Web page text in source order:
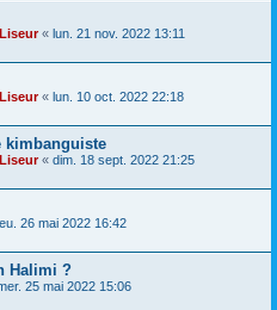
« lun. 21 nov. 2022 13:11
« lun. 10 oct. 2022 22:18
kimbanguiste
« dim. 18 sept. 2022 21:25
26 mai 2022 16:42
Halimi ?
25 mai 2022 15:06